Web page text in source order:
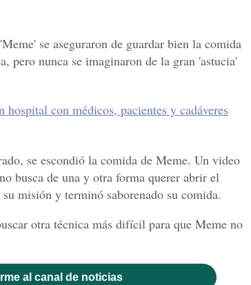
se aseguraron de guardar bien la comida
pero nunca se imaginaron de la gran 'astucia'
hospital con médicos, pacientes y cadáveres
se escondió la comida de Meme. Un video
busca de una y otra forma querer abrir el
misión y terminó saborenado su comida.
otra técnica más difícil para que Meme no
al canal de noticias